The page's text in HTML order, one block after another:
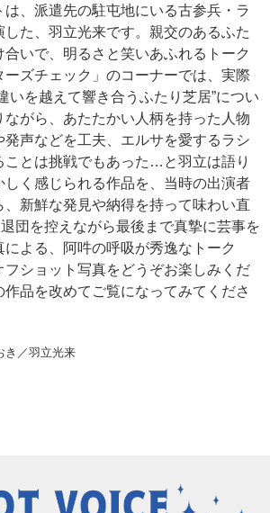
、派遣先の駐屯地にいる古参兵・ラ
した、羽立光来です。親交のあるふた
合いで、明るさと笑いあふれるトーク
ーズチェック」のコーナーでは、実際
いを越えて響き合うふたり芝居”につい
ながら、あたたかい人柄を持った人物
発声などを工夫、エルサを愛するラシ
ことは挑戦でもあった…と羽立は語り
しく感じられる作品を、当時の出演者
、新鮮な発見や納得を持って味わい直
団を控えながら最後まで真摯に芸事を
よる、阿吽の呼吸が秀逸なトーク
フショット写真をどうぞお楽しみくだ
作品を改めてご覧になってみてくださ
き／羽立光来